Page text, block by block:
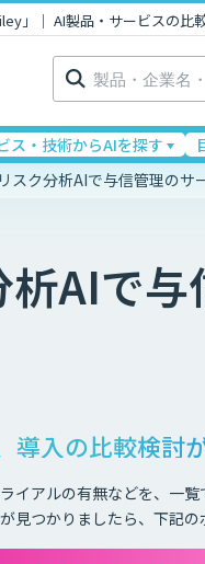
」｜ AI製品・サービスの比
検
索:
ス・技術からAIを探す
リスク分析AIで与信管理のサ
析AIで与
導入の比較検討
イアルの有無などを、一
見つかりましたら、下記の